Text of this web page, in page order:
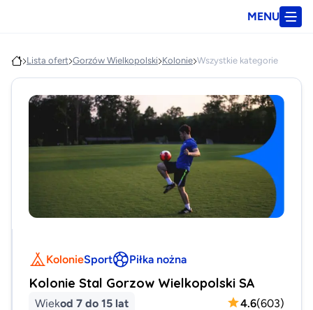
MENU
Lista ofert Gorzów Wielkopolski Kolonie Wszystkie kategorie
KolonieSport Piłka nożna
Kolonie Stal Gorzow Wielkopolski SA
Wiekod 7 do 15 lat 4.6(603)